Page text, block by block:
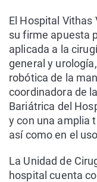
El Hospital Vithas
su firme apuesta
aplicada a la
general y
robótica de la
coordinadora de
Bariátrica del
y con una amplia
así como en el
La Unidad de
hospital cuenta